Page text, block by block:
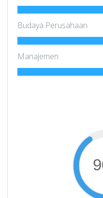
Budaya Perusahaan
Manajemen